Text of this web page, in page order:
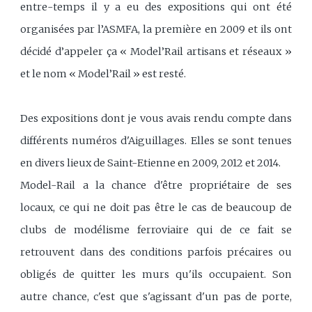
entre-temps il y a eu des expositions qui ont été
organisées par l’ASMFA, la première en 2009 et ils ont
décidé d’appeler ça « Model’Rail artisans et réseaux »
et le nom « Model’Rail » est resté.
Des expositions dont je vous avais rendu compte dans
différents numéros d'Aiguillages. Elles se sont tenues
en divers lieux de Saint-Etienne en 2009, 2012 et 2014.
Model-Rail a la chance d'être propriétaire de ses
locaux, ce qui ne doit pas être le cas de beaucoup de
clubs de modélisme ferroviaire qui de ce fait se
retrouvent dans des conditions parfois précaires ou
obligés de quitter les murs qu'ils occupaient. Son
autre chance, c'est que s'agissant d'un pas de porte,